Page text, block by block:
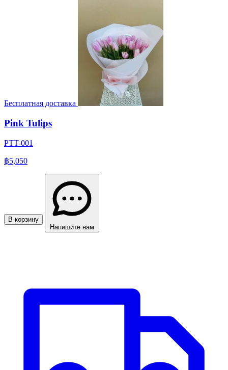
Бесплатная доставка
Pink Tulips
PTT-001
฿5,050
В корзину
Напишите нам